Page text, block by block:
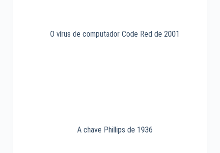
O vírus de computador Code Red de 2001
A chave Phillips de 1936